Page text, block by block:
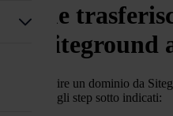
Come
da Siteground
Per trasferire un dominio da
seguendo gli step sotto indicati: